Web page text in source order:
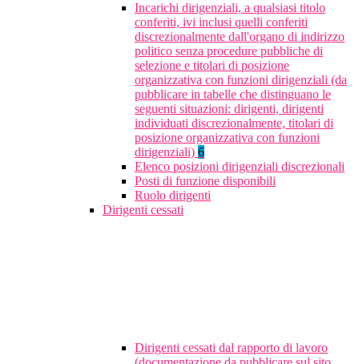
Incarichi dirigenziali, a qualsiasi titolo
conferiti, ivi inclusi quelli conferiti
discrezionalmente dall'organo di indirizzo
politico senza procedure pubbliche di
selezione e titolari di posizione
organizzativa con funzioni dirigenziali (da
pubblicare in tabelle che distinguano le
seguenti situazioni: dirigenti, dirigenti
individuati discrezionalmente, titolari di
posizione organizzativa con funzioni
dirigenziali) 6
Elenco posizioni dirigenziali discrezionali
Posti di funzione disponibili
Ruolo dirigenti
Dirigenti cessati
Dirigenti cessati dal rapporto di lavoro